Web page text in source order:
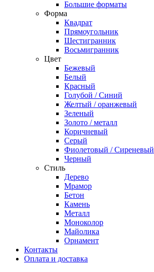
Большие форматы
Форма
Квадрат
Прямоугольник
Шестигранник
Восьмигранник
Цвет
Бежевый
Белый
Красный
Голубой / Синий
Желтый / оранжевый
Зеленый
Золото / металл
Коричневый
Серый
Фиолетовый / Сиреневый
Черный
Стиль
Дерево
Мрамор
Бетон
Камень
Металл
Моноколор
Майолика
Орнамент
Контакты
Оплата и доставка